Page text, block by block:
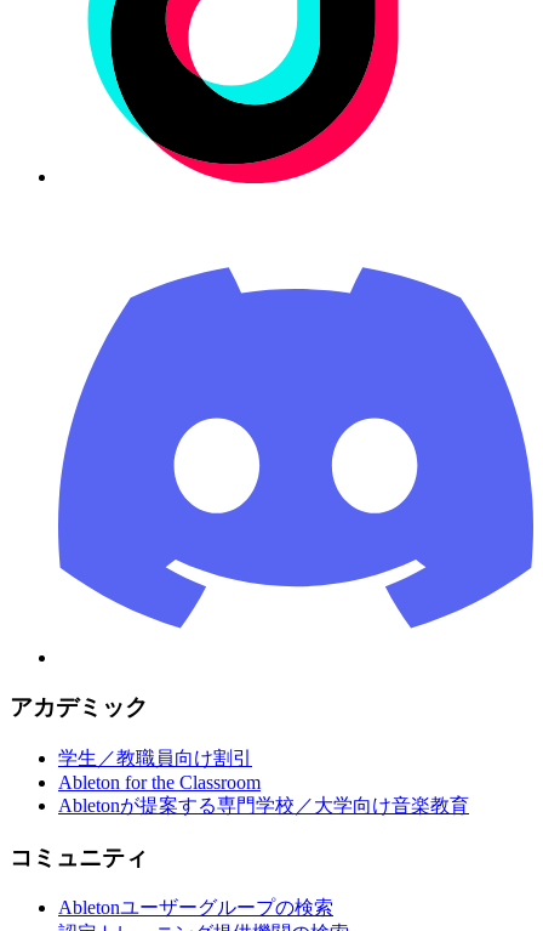
アカデミック
学生／教職員向け割引
Ableton for the Classroom
Abletonが提案する専門学校／大学向け音楽教育
コミュニティ
Abletonユーザーグループの検索